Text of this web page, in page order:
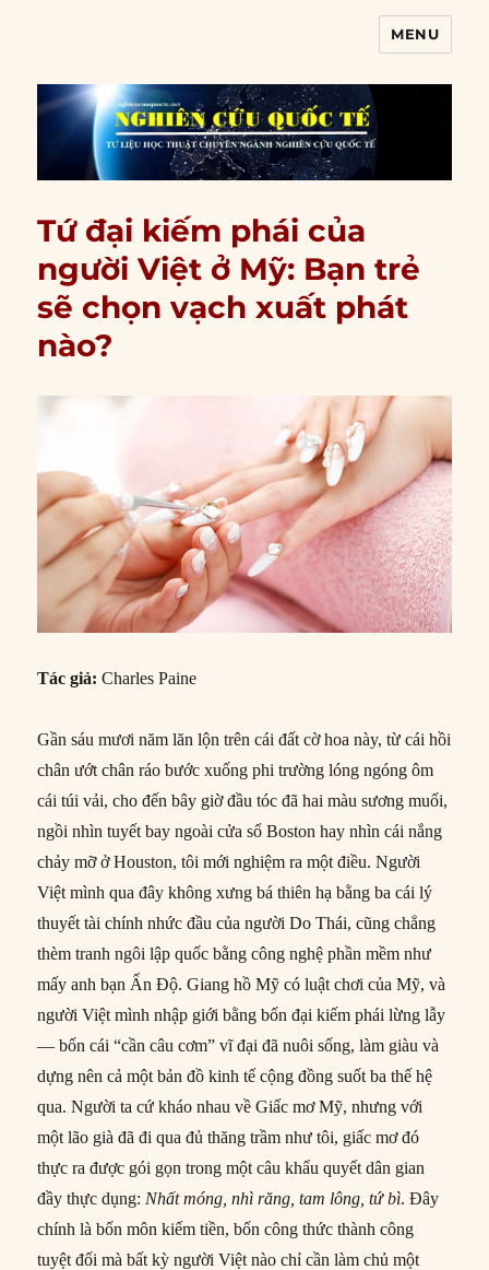
MENU
Tứ đại kiếm phái của
người Việt ở Mỹ: Bạn trẻ
sẽ chọn vạch xuất phát
nào?
Tác giả: Charles Paine
Gần sáu mươi năm lăn lộn trên cái đất cờ hoa này, từ cái hồi
chân ướt chân ráo bước xuống phi trường lóng ngóng ôm
cái túi vải, cho đến bây giờ đầu tóc đã hai màu sương muối,
ngồi nhìn tuyết bay ngoài cửa sổ Boston hay nhìn cái nắng
chảy mỡ ở Houston, tôi mới nghiệm ra một điều. Người
Việt mình qua đây không xưng bá thiên hạ bằng ba cái lý
thuyết tài chính nhức đầu của người Do Thái, cũng chẳng
thèm tranh ngôi lập quốc bằng công nghệ phần mềm như
mấy anh bạn Ấn Độ. Giang hồ Mỹ có luật chơi của Mỹ, và
người Việt mình nhập giới bằng bốn đại kiếm phái lừng lẫy
— bốn cái “cần câu cơm” vĩ đại đã nuôi sống, làm giàu và
dựng nên cả một bản đồ kinh tế cộng đồng suốt ba thế hệ
qua. Người ta cứ kháo nhau về Giấc mơ Mỹ, nhưng với
một lão già đã đi qua đủ thăng trầm như tôi, giấc mơ đó
thực ra được gói gọn trong một câu khẩu quyết dân gian
đầy thực dụng: Nhất móng, nhì răng, tam lông, tứ bì. Đây
chính là bốn môn kiếm tiền, bốn công thức thành công
tuyệt đối mà bất kỳ người Việt nào chỉ cần làm chủ một